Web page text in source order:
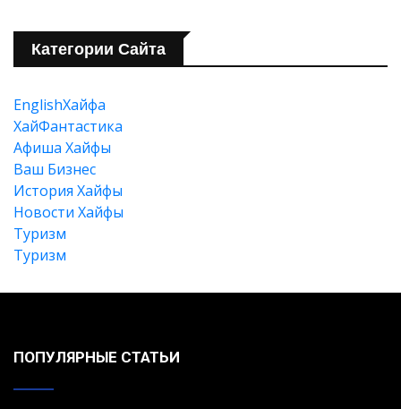
Категории Сайта
EnglishХайфа
XайФантастика
Афиша Хайфы
Ваш Бизнес
История Хайфы
Новости Хайфы
Туризм
Туризм
ПОПУЛЯРНЫЕ СТАТЬИ